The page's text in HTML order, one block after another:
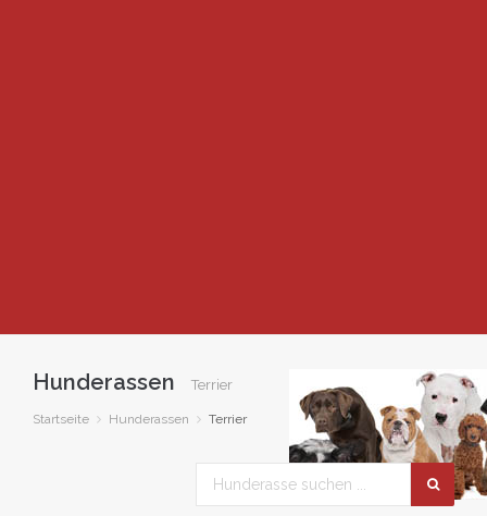
Hunderassen Terrier
Startseite Hunderassen Terrier